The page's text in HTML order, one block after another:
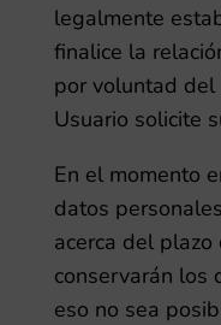
legalmente
finalice la
por voluntad del
Usuario solicite
En el momento
datos
acerca del
conservarán los
eso no sea